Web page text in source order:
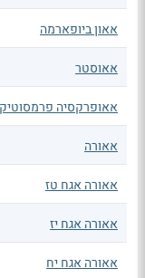
אאון ביופארמה
אאוסטר
אאופרקסיה
אאורה
אאורה אגח טז
אאורה אגח יז
אאורה אגח יח